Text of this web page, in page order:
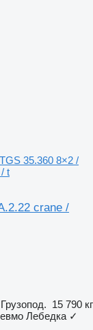
35.360 8×2 /
t
crane /
Грузопод. 15 790 кг
Лебедка ✓